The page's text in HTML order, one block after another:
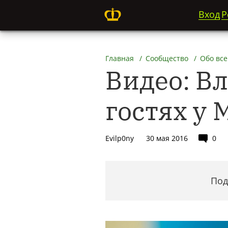
Вход
Главная Сообщество Обо
Видео:
гостях у
Evilp0ny 30 мая 2016 0